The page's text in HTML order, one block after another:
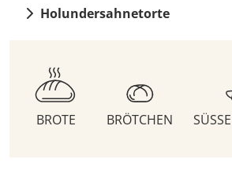
Holundersahnetorte
BROTE BRÖTCHEN